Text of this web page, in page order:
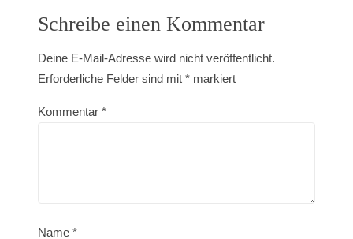
Schreibe einen Kommentar
Deine E-Mail-Adresse wird nicht veröffentlicht.
Erforderliche Felder sind mit * markiert
Kommentar *
Name *